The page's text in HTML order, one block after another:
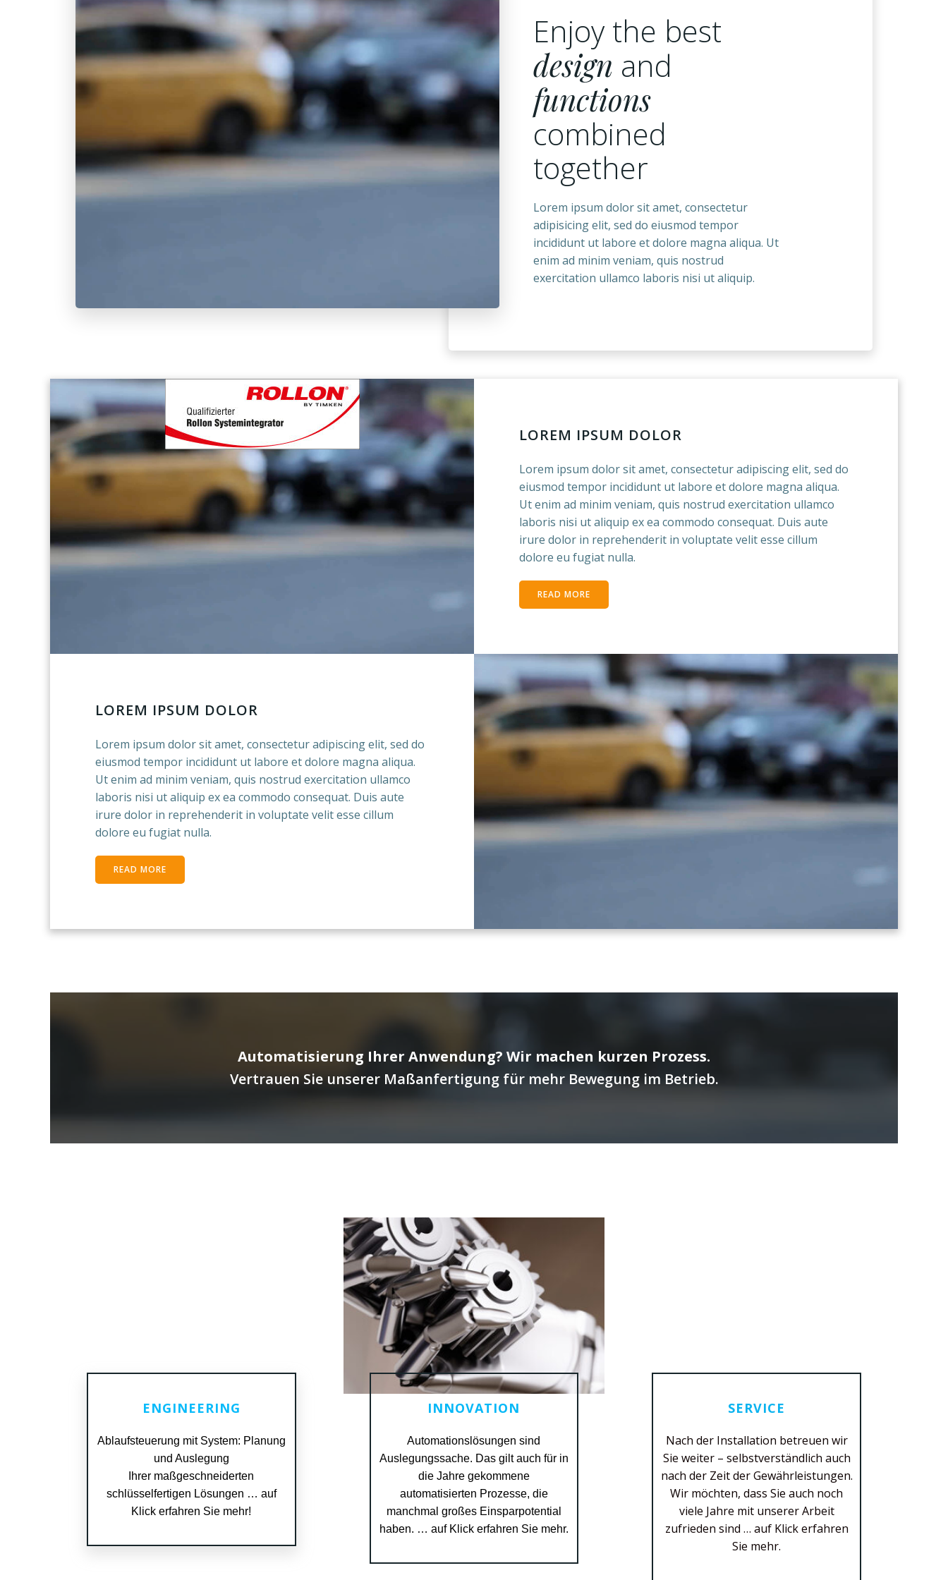
Enjoy the best
design and
functions
combined
together
Lorem ipsum dolor sit amet, consectetur
adipisicing elit, sed do eiusmod tempor
incididunt ut labore et dolore magna aliqua. Ut
enim ad minim veniam, quis nostrud
exercitation ullamco laboris nisi ut aliquip.
LOREM IPSUM DOLOR
Lorem ipsum dolor sit amet, consectetur adipiscing elit, sed do
eiusmod tempor incididunt ut labore et dolore magna aliqua.
Ut enim ad minim veniam, quis nostrud exercitation ullamco
laboris nisi ut aliquip ex ea commodo consequat. Duis aute
irure dolor in reprehenderit in voluptate velit esse cillum
dolore eu fugiat nulla.
READ MORE
LOREM IPSUM DOLOR
Lorem ipsum dolor sit amet, consectetur adipiscing elit, sed do
eiusmod tempor incididunt ut labore et dolore magna aliqua.
Ut enim ad minim veniam, quis nostrud exercitation ullamco
laboris nisi ut aliquip ex ea commodo consequat. Duis aute
irure dolor in reprehenderit in voluptate velit esse cillum
dolore eu fugiat nulla.
READ MORE
Automatisierung Ihrer Anwendung? Wir machen kurzen Prozess.
Vertrauen Sie unserer Maßanfertigung für mehr Bewegung im Betrieb.
ENGINEERING
Ablaufsteuerung mit System: Planung
und Auslegung
Ihrer maßgeschneiderten
schlüsselfertigen Lösungen … auf
Klick erfahren Sie mehr!
READ MORE
INNOVATION
Automationslösungen sind
Auslegungssache. Das gilt auch für in
die Jahre gekommene
automatisierten Prozesse, die
manchmal großes Einsparpotential
haben. … auf Klick erfahren Sie mehr.
READ MORE
SERVICE
Nach der Installation betreuen wir
Sie weiter – selbstverständlich auch
nach der Zeit der Gewährleistungen.
Wir möchten, dass Sie auch noch
viele Jahre mit unserer Arbeit
zufrieden sind … auf Klick erfahren
Sie mehr.
READ MORE